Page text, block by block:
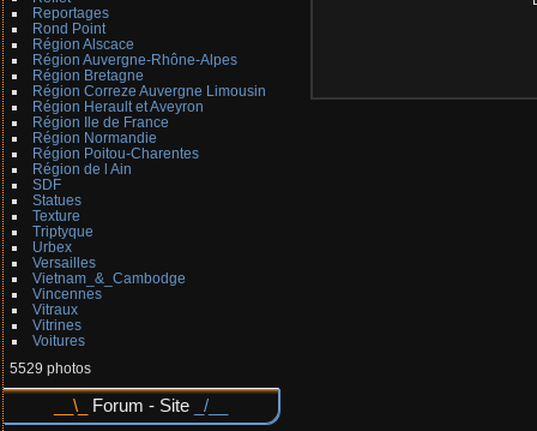
Reportages
Rond Point
Région Alscace
Région Auvergne-Rhône-Alpes
Région Bretagne
Région Correze Auvergne Limousin
Région Herault et Aveyron
Région Ile de France
Région Normandie
Région Poitou-Charentes
Région de l Ain
SDF
Statues
Texture
Triptyque
Urbex
Versailles
Vietnam_&_Cambodge
Vincennes
Vitraux
Vitrines
Voitures
5529 photos
Forum - Site